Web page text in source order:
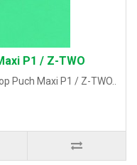
P1 / Z-TWO
Puch Maxi P1 / Z-TWO..